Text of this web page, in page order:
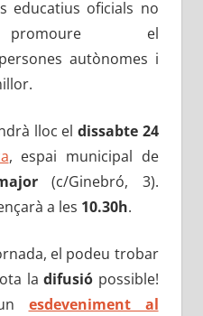
educatius oficials no
promoure el
autònomes i
lloc el dissabte 24
, espai municipal de
(c/Ginebró, 3).
a les 10.30h.
el podeu trobar
la difusió possible!
esdeveniment al